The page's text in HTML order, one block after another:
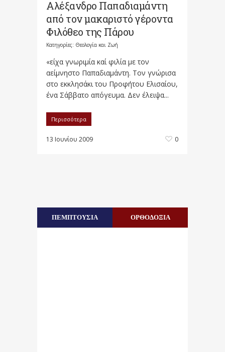
Αλέξανδρο Παπαδιαμάντη
από τον μακαριστό γέροντα
Φιλόθεο της Πάρου
Κατηγορίες: Θεολογία και Ζωή
«είχα γνωριμία καί φιλία με τον
αείμνηστο Παπαδιαμάντη. Τον γνώρισα
στο εκκλησάκι του Προφήτου Ελισαίου,
ένα Σάββατο απόγευμα. Δεν έλειψα...
Περισσότερα
13 Ιουνίου 2009 0
ΠΕΜΠΤΟΥΣΙΑ ΟΡΘΟΔΟΞΙΑ